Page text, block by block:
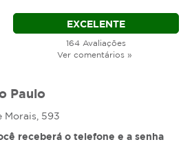
EXCELENTE
164 Avaliações
Ver comentários »
Paulo
Morais, 593
receberá o telefone e a senha